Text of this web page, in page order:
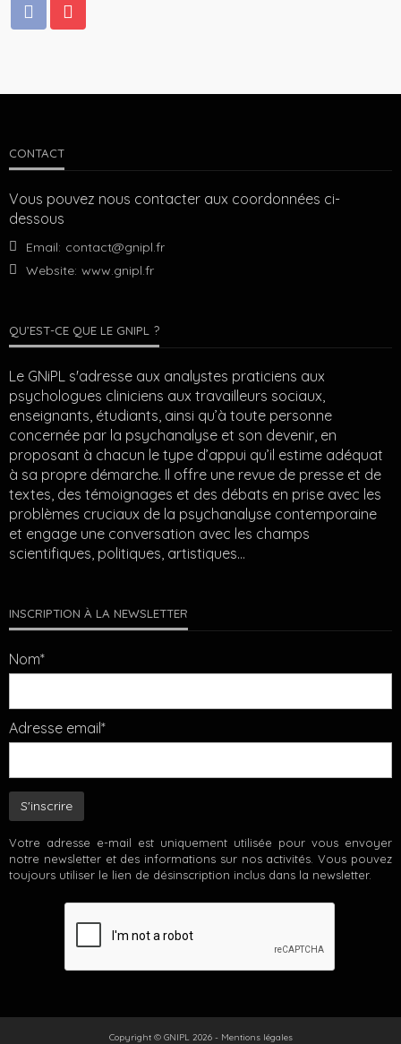
CONTACT
Vous pouvez nous contacter aux coordonnées ci-
dessous
Email: contact@gnipl.fr
Website: www.gnipl.fr
QU’EST-CE QUE LE GNIPL ?
Le GNiPL s'adresse aux analystes praticiens aux
psychologues cliniciens aux travailleurs sociaux,
enseignants, étudiants, ainsi qu’à toute personne
concernée par la psychanalyse et son devenir, en
proposant à chacun le type d’appui qu’il estime adéquat
à sa propre démarche. Il offre une revue de presse et de
textes, des témoignages et des débats en prise avec les
problèmes cruciaux de la psychanalyse contemporaine
et engage une conversation avec les champs
scientifiques, politiques, artistiques…
INSCRIPTION À LA NEWSLETTER
Nom*
Adresse email*
Votre adresse e-mail est uniquement utilisée pour vous envoyer
notre newsletter et des informations sur nos activités. Vous pouvez
toujours utiliser le lien de désinscription inclus dans la newsletter.
Copyright © GNIPL 2026 - Mentions légales